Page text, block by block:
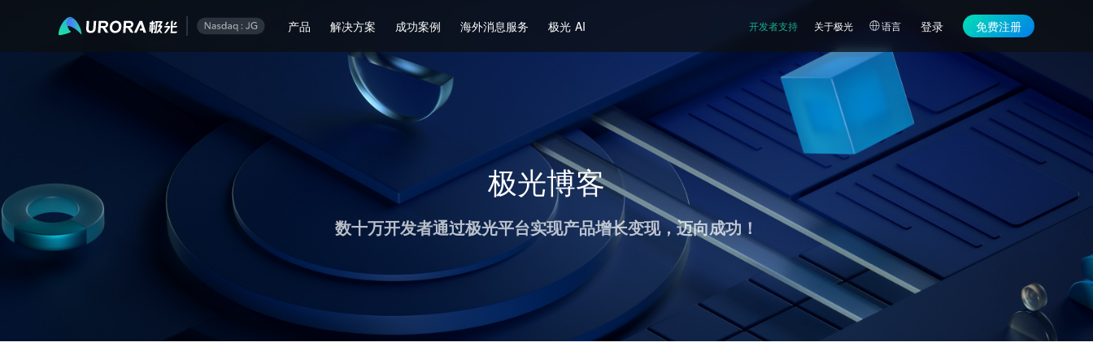
产品 解决方案 成功案例 海外消息服务 极光 AI 开发者支持 关于极光 语言 登录 免费注册
极光博客
数十万开发者通过极光平台实现产品增长变现，迈向成功！